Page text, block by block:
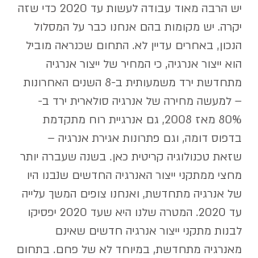
יש הרבה מאוד עבודה לעשות עד 2020 כדי שזה
יקרה. יש מקומות בהם אנחנו כבר על המסלול
הנכון, באחרים עדיין לא. התחום שכנראה מוביל
הוא ייצור אנרגיה, כי המחיר של ייצור אנרגיה
מתחדשת ירד משמעותית ב-8 השנים האחרונות
– למעשה מחירה של אנרגיה סולארית ירד ב-
80% מאז 2008, גם אנרגיית רוח מתקדמת
בדפוס דומה, וגם פתרונות אגירת אנרגיה –
שזאת טכנולוגיה קריטית כאן. בשנה שעברה יותר
מחצי ממתקני ייצור האנרגיה החדשים שנבנו היו
של אנרגיה מתחדשת, ואנחנו צופים המשך עלייה
עד 2020. המטרה שלנו היא שעד 2020 יפסיקו
לבנות מתקני ייצור אנרגיה חדשים שאינם
מאנרגיה מתחדשת, במיוחד לא של פחם. בתחום